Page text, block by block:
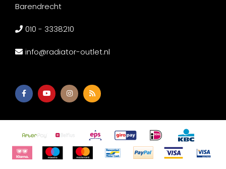
Barendrecht
010 - 3338210
info@radiator-outlet.nl